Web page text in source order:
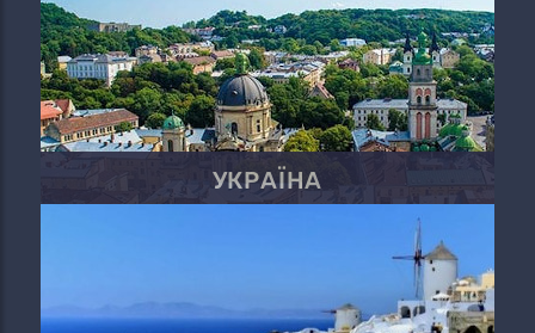
УКРАЇНА